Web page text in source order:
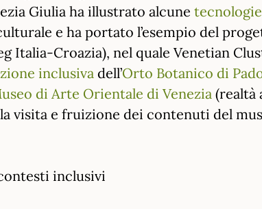
Giulia ha illustrato alcune
e ha portato l’esempio del
Italia-Croazia), nel quale Venetian
inclusiva dell’Orto Botanico di
di Arte Orientale di Venezia (realtà
visita e fruizione dei contenuti del
inclusivi